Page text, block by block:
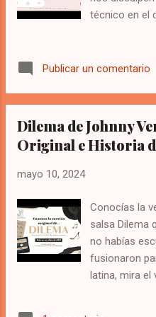
técnico en el
Publicar un comentario
Dilema de Johnny
Original e Historia
mayo 10, 2024
Conocías la
salsa Dilema
no habías
fusionaron
latina, mira el